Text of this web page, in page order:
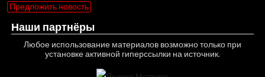
Предложить новость
Наши партнёры
Любое использование материалов возможно только при
установке активной гиперссылки на источник.